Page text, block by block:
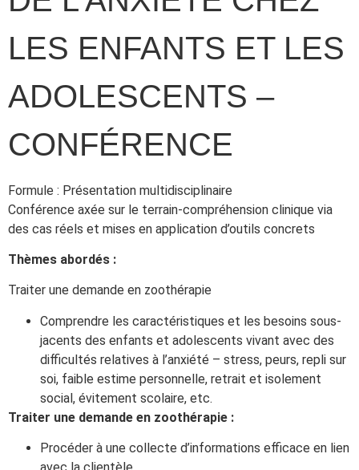
LES ENFANTS ET LES
ADOLESCENTS –
CONFÉRENCE
Formule : Présentation multidisciplinaire
Conférence axée sur le terrain-compréhension clinique via
des cas réels et mises en application d’outils concrets
Thèmes abordés :
Traiter une demande en zoothérapie
Comprendre les caractéristiques et les besoins sous-
jacents des enfants et adolescents vivant avec des
difficultés relatives à l’anxiété – stress, peurs, repli sur
soi, faible estime personnelle, retrait et isolement
social, évitement scolaire, etc.
Traiter une demande en zoothérapie :
Procéder à une collecte d’informations efficace en lien